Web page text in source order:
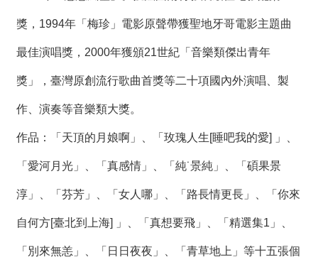
獎，1994年「梅珍」電影原聲帶獲聖地牙哥電影主題曲
最佳演唱獎，2000年獲頒21世紀「音樂類傑出青年
獎」，臺灣原創流行歌曲首獎等二十項國內外演唱、製
作、演奏等音樂類大獎。
作品：「天頂的月娘啊」、「玫瑰人生[睡吧我的愛] 」、
「愛河月光」、「真感情」、「純˙景純」、「碩果景
淳」、「芬芳」、「女人哪」、「路長情更長」、「你來
自何方[臺北到上海] 」、「真想要飛」、「精選集1」、
「別來無恙」、「日日夜夜」、「青草地上」等十五張個